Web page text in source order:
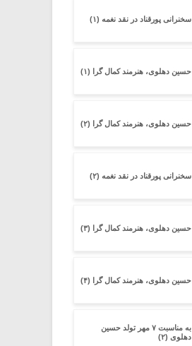
سخنرانی پورقناد در نقد نغمه (۱)
حسین دهلوی، هنرمند کمال گرا (۱)
حسین دهلوی، هنرمند کمال گرا (۲)
سخنرانی پورقناد در نقد نغمه (۲)
حسین دهلوی، هنرمند کمال گرا (۳)
حسین دهلوی، هنرمند کمال گرا (۴)
به مناسبت ۷ مهر تولد حسین
دهلوی (۲)